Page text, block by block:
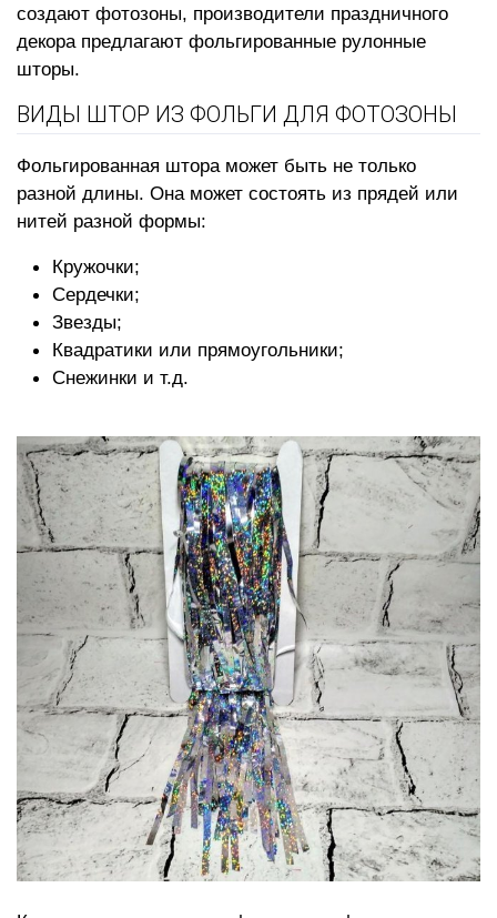
создают фотозоны, производители праздничного
декора предлагают фольгированные рулонные
шторы.
ВИДЫ ШТОР ИЗ ФОЛЬГИ ДЛЯ ФОТОЗОНЫ
Фольгированная штора может быть не только
разной длины. Она может состоять из прядей или
нитей разной формы:
Кружочки;
Сердечки;
Звезды;
Квадратики или прямоугольники;
Снежинки и т.д.